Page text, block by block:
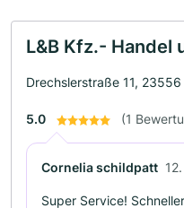
L&B Kfz.- Handel
Drechslerstraße 11,
5.0 (1
Cornelia schildpatt
Super Service!